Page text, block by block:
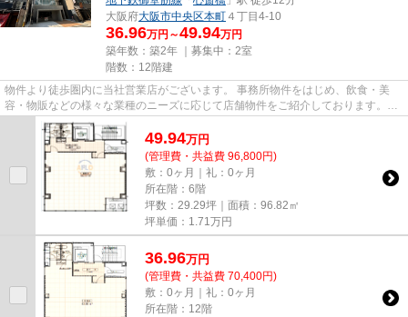
大阪府大阪市中央区本町 ４丁目4-10
36.96万円～49.94万円
築年数：築2年 ｜募集中： 2室
階数：12階建
物件より徒歩圏内に当社営業店がございます。 事務所物件をはじめ、飲食・美
容・物販などの様々な業種のニーズに応じて店舗物件をご紹介しております。
尚、弊社ではおとり広告は一切...
49.94万円
(管理費・共益費 96,800円)
敷：0ヶ月｜礼：0ヶ月
所在階：6階
坪数：29.29坪｜面積：96.82㎡
坪単価： 1.71 万円
36.96万円
(管理費・共益費 70,400円)
敷：0ヶ月｜礼：0ヶ月
所在階：12階